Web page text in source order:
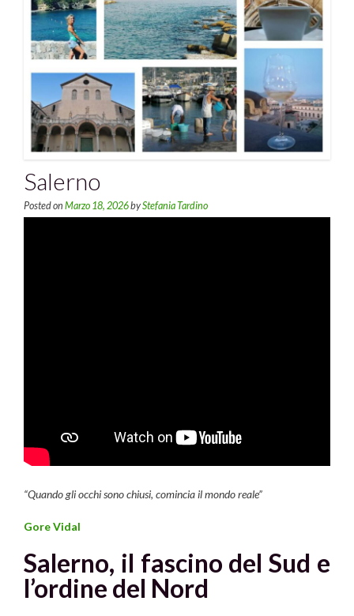
Salerno
Posted on Marzo 18, 2026byStefania Tardino
“Quando gliocchisono chiusi, comincia ilmondoreale”
Gore Vidal
Salerno, il fascino del Sud e
l’ordine del Nord